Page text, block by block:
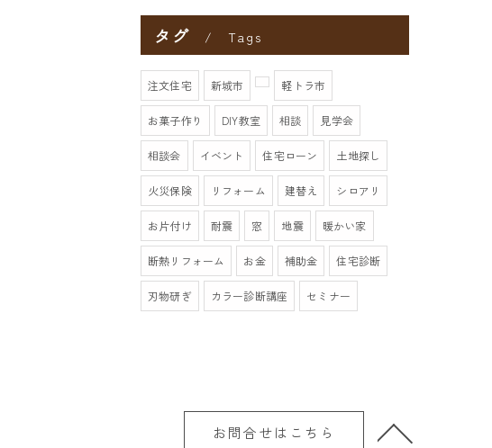
タグ Tags
注文住宅 新城市 軽トラ市
お菓子作り DIY教室 相談 見学会
相談会 イベント 住宅ローン 土地探し
火災保険 リフォーム 建替え シロアリ
お片付け 耐震 窓 地震 暖かい家
断熱リフォーム お金 補助金 住宅診断
刃物研ぎ カラー診断講座 セミナー
お問合せはこちら